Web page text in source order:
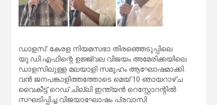
ഡാളസ്: കേരള നിയമസഭാ തിരഞ്ഞെടുപ്പിലെ
യു.ഡി.എഫിന്റെ ഉജ്ജ്വല വിജയം അമേരിക്കയിലെ
ഡാളസിലുള്ള മലയാളി സമൂഹം ആഘോഷമാക്കി.
വൻ ജനപങ്കാളിത്തത്തോടെ മെയ് 10 ഞായറാഴ്ച
വൈകീട്ട് റെഡ് ചില്ലി ഇന്ത്യൻ റെസ്റ്റോറന്റിൽ
സഘടിപ്പിച്ച വിജയാഘോഷം പ്രവാസി